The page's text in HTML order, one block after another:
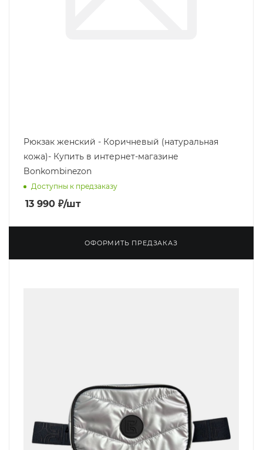
Рюкзак женский - Коричневый (натуральная
кожа)- Купить в интернет-магазине
Bonkombinezon
Доступны к предзаказу
13 990 ₽/шт
ОФОРМИТЬ ПРЕДЗАКАЗ